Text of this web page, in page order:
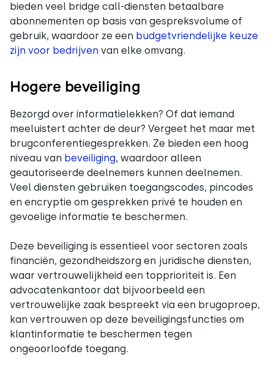
bieden veel bridge call-diensten betaalbare
abonnementen op basis van gespreksvolume of
gebruik, waardoor ze een budgetvriendelijke keuze
zijn voor bedrijven van elke omvang.
Hogere beveiliging
Bezorgd over informatielekken? Of dat iemand
meeluistert achter de deur? Vergeet het maar met
brugconferentiegesprekken. Ze bieden een hoog
niveau van beveiliging, waardoor alleen
geautoriseerde deelnemers kunnen deelnemen.
Veel diensten gebruiken toegangscodes, pincodes
en encryptie om gesprekken privé te houden en
gevoelige informatie te beschermen.
Deze beveiliging is essentieel voor sectoren zoals
financiën, gezondheidszorg en juridische diensten,
waar vertrouwelijkheid een topprioriteit is. Een
advocatenkantoor dat bijvoorbeeld een
vertrouwelijke zaak bespreekt via een brugoproep,
kan vertrouwen op deze beveiligingsfuncties om
klantinformatie te beschermen tegen
ongeoorloofde toegang.